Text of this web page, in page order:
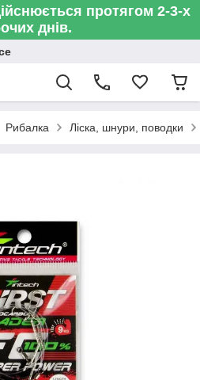
протягом 2-3-х
днів.
Рибалка Ліска, шнури, поводки